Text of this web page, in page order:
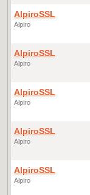
AlpiroSSL
Alpiro
AlpiroSSL
Alpiro
AlpiroSSL
Alpiro
AlpiroSSL
Alpiro
AlpiroSSL
Alpiro